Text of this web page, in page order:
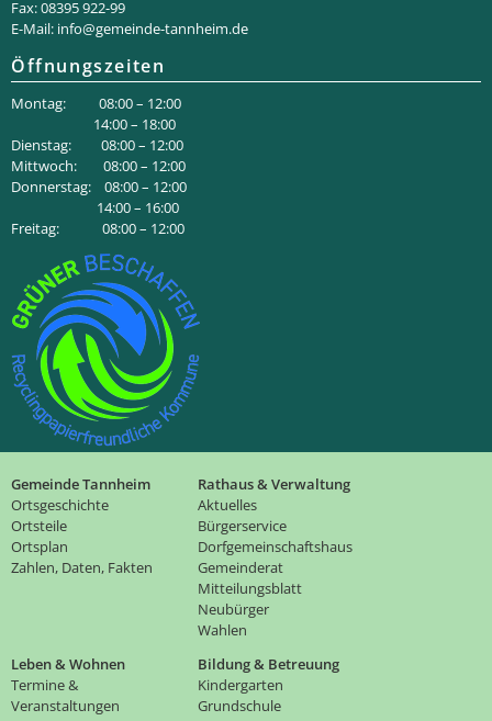
Fax: 08395 922-99
E-Mail: info@gemeinde-tannheim.de
Öffnungszeiten
Montag: 08:00 – 12:00
14:00 – 18:00
Dienstag: 08:00 – 12:00
Mittwoch: 08:00 – 12:00
Donnerstag: 08:00 – 12:00
14:00 – 16:00
Freitag: 08:00 – 12:00
Gemeinde Tannheim
Ortsgeschichte
Ortsteile
Ortsplan
Zahlen, Daten, Fakten
Rathaus & Verwaltung
Aktuelles
Bürgerservice
Dorfgemeinschaftshaus
Gemeinderat
Mitteilungsblatt
Neubürger
Wahlen
Leben & Wohnen
Termine &
Veranstaltungen
Bildung & Betreuung
Kindergarten
Grundschule